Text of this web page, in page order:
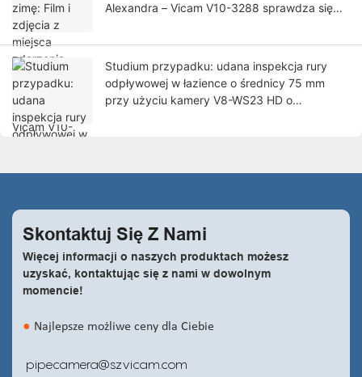
Alexandra – Vicam V10-3288 sprawdza się
Studium przypadku: udana inspekcja rury
odpływowej w łazience o średnicy 75 mm
przy użyciu kamery V8-WS23 HD o
Skontaktuj Się Z Nami
Więcej informacji o naszych produktach możesz
uzyskać, kontaktując się z nami w dowolnym
momencie!
● Najlepsze możliwe ceny dla Ciebie
pipecamera@szvicam.com